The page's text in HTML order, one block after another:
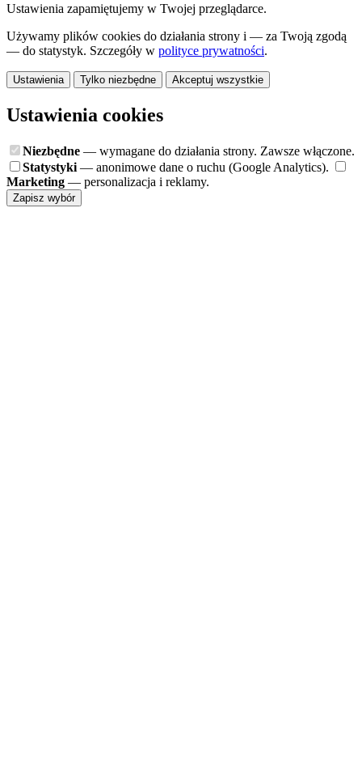
Ustawienia zapamiętujemy w Twojej przeglądarce.
Używamy plików cookies do działania strony i — za Twoją zgodą
— do statystyk. Szczegóły w polityce prywatności.
Ustawienia Tylko niezbędne Akceptuj wszystkie
Ustawienia cookies
Niezbędne — wymagane do działania strony. Zawsze włączone.
Statystyki — anonimowe dane o ruchu (Google Analytics).
Marketing — personalizacja i reklamy.
Zapisz wybór